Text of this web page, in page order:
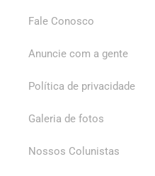
Fale Conosco
Anuncie com a gente
Política de privacidade
Galeria de fotos
Nossos Colunistas